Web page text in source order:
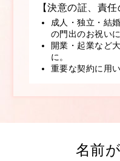
【決意の証、責任
成人・独立・結
の門出のお祝いに
開業・起業など
に。
重要な契約に用
名前